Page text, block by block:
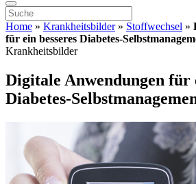
Home » Krankheitsbilder» Stoffwechsel »
für ein besseres Diabetes-
Krankheitsbilder
Digitale Anwendungen für
Diabetes-